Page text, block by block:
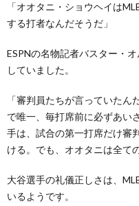
「オオタニ・ショウヘイは
する打者なんだそうだ」
ESPNの名物記者バスター・
していました。
「審判員たちが言っていた
で唯一、毎打席前に必ずあい
手は、試合の第一打席だけ審
ける。でも、オオタニは全て
大谷選手の礼儀正しさは、
いるようです。